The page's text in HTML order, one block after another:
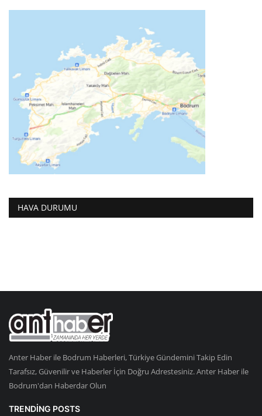
HAVA DURUMU
Anter Haber ile Bodrum Haberleri, Türkiye Gündemini Takip Edin
Tarafsız, Güvenilir ve Haberler İçin Doğru Adrestesiniz. Anter Haber ile
Bodrum'dan Haberdar Olun
TRENDING POSTS